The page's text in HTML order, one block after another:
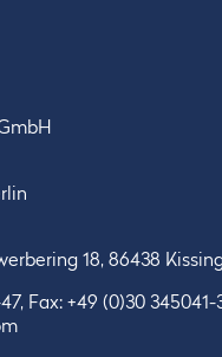
18, 86438
, Fax: +49 (0)30 345041-